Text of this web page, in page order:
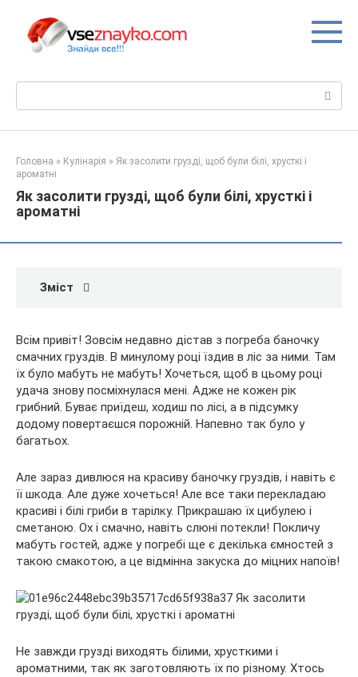
вмісту
Головна » Кулінарія » Як засолити грузді, щоб були білі, хрусткі і
ароматні
Як засолити грузді, щоб були білі, хрусткі і
ароматні
Зміст
Всім привіт! Зовсім недавно дістав з погреба баночку
смачних груздів. В минулому році їздив в ліс за ними. Там
їх було мабуть не мабуть! Хочеться, щоб в цьому році
удача знову посміхнулася мені. Адже не кожен рік
грибний. Буває приїдеш, ходиш по лісі, а в підсумку
додомуповертаєшся порожній. Напевно так було у
багатьох.
Але зараз дивлюся на красиву баночку груздів, і навіть є
її шкода. Але дуже хочеться! Але все таки перекладаю
красиві і білі гриби в тарілку. Прикрашаю їх цибулею і
сметаною. Ох і смачно, навіть слюні потекли! Покличу
мабуть гостей, адже у погребі ще є декілька ємностей з
такою смакотою, а це відмінна закуска до міцних напоїв!
Не завжди грузді виходять білими, хрусткими і
ароматними, так як заготовляють їх по різному. Хтось